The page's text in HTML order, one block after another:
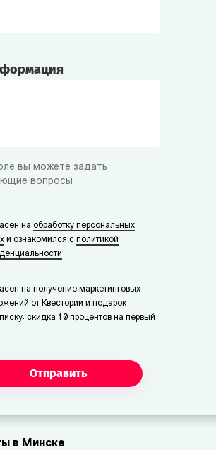
вы можете задать
вопросы
на обработку персональных
и ознакомился с политикой
на получение маркетинговых
от Квестории и подарок
скидка 10 процентов на первый
Отправить
в Минске